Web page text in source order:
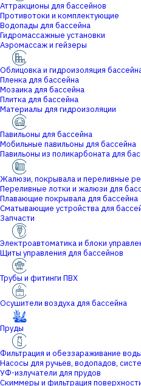
Аттракционы для бассейнов
Противотоки и комплектующие
Водопады для бассейна
Гидромассажные установки
Аэромассаж и гейзеры
Облицовка и гидроизоляция
Пленка для бассейна
Мозаика для бассейна
Плитка для бассейна
Материалы для гидроизоляции
Павильоны для бассейна
Мобильные павильоны для бассейна
Павильоны из поликарбоната для
Жалюзи, покрывала и переливные
Переливные лотки и жалюзи для
Плавающие покрывала для бассейна
Сматывающие устройства для
Запчасти
Электроавтоматика и блоки
Щиты управления для бассейнов
Трубы и фитинги ПВХ
Осушители воздуха для бассейна
Пруды
Фильтрация и обеззараживание воды
Насосы для ручьев, водопадов,
УФ-излучатели для прудов
Скиммеры и фильтрация